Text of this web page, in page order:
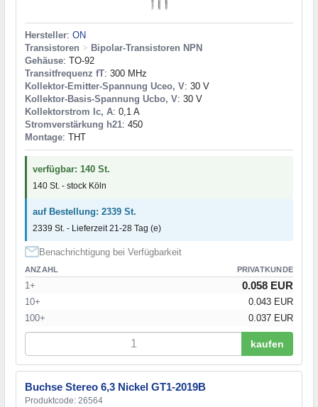
Hersteller: ON
Transistoren > Bipolar-Transistoren NPN
Gehäuse: TO-92
Transitfrequenz fT: 300 MHz
Kollektor-Emitter-Spannung Uceo, V: 30 V
Kollektor-Basis-Spannung Ucbo, V: 30 V
Kollektorstrom Ic, A: 0,1 A
Stromverstärkung h21: 450
Montage: THT
verfügbar: 140 St.
140 St. - stock Köln
auf Bestellung: 2339 St.
2339 St. - Lieferzeit 21-28 Tag (e)
Benachrichtigung bei Verfügbarkeit
ANZAHL PRIVATKUNDE
1+ 0.058 EUR
10+
0.043 EUR
100+
0.037 EUR
kaufen
Buchse Stereo 6,3 Nickel GT1-2019B
Produktcode: 26564